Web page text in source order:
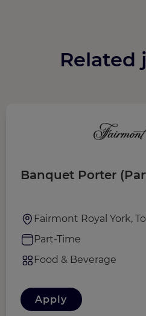
Related
Banquet Porter
Fairmont Royal York,
Part-Time
Food & Beverage
Apply